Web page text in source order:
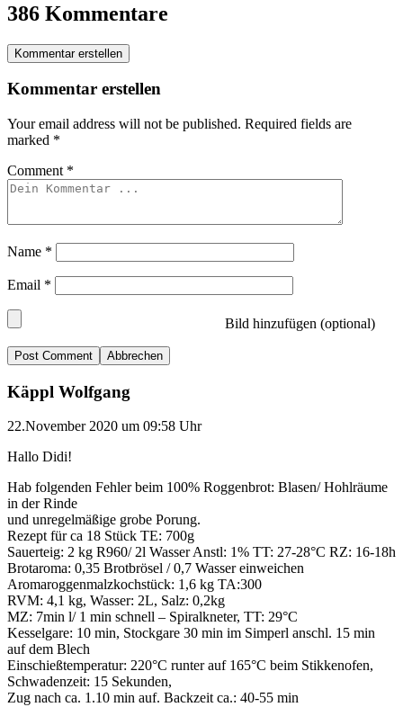
386 Kommentare
Kommentar erstellen
Kommentar erstellen
Your email address will not be published. Required fields are
marked *
Comment *
Name *
Email *
Bild hinzufügen (optional)
Abbrechen
Käppl Wolfgang
22.November 2020 um 09:58 Uhr
Hallo Didi!
Hab folgenden Fehler beim 100% Roggenbrot: Blasen/ Hohlräume
in der Rinde
und unregelmäßige grobe Porung.
Rezept für ca 18 Stück TE: 700g
Sauerteig: 2 kg R960/ 2l Wasser Anstl: 1% TT: 27-28°C RZ: 16-18h
Brotaroma: 0,35 Brotbrösel / 0,7 Wasser einweichen
Aromaroggenmalzkochstück: 1,6 kg TA:300
RVM: 4,1 kg, Wasser: 2L, Salz: 0,2kg
MZ: 7min l/ 1 min schnell – Spiralkneter, TT: 29°C
Kesselgare: 10 min, Stockgare 30 min im Simperl anschl. 15 min
auf dem Blech
Einschießtemperatur: 220°C runter auf 165°C beim Stikkenofen,
Schwadenzeit: 15 Sekunden,
Zug nach ca. 1.10 min auf. Backzeit ca.: 40-55 min